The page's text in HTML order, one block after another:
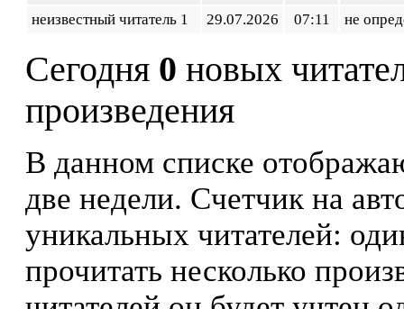
неизвестный читатель 1
29.07.2026 07:11 не
Сегодня 0 новых
произведения
В данном списке
две недели. Счетчик на
уникальных читателей:
прочитать несколько